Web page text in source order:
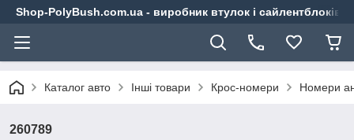
Shop-PolyBush.com.ua - виробник втулок і сайлентблоків
Каталог авто Інші товари Крос-номери Номери
260789